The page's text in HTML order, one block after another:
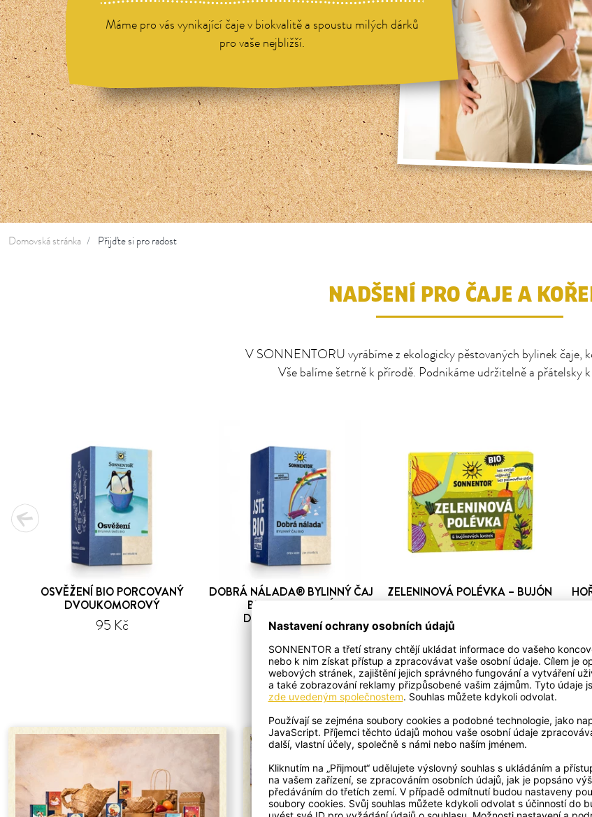
Máme pro vás vynikající čaje v biokvalitě a spoustu milých dárků
pro vaše nejbližší.
Domovská stránka Přijďte si pro radost
NADŠENÍ PRO ČAJE A
V SONNENTORU vyrábíme z ekologicky pěstovaných bylinek čaje,
Vše balíme šetrně k přírodě. Podnikáme udržitelně a přátelsky
OSVĚŽENÍ BIO PORCOVANÝ
DVOUKOMOROVÝ
95 Kč
DOBRÁ NÁLADA® BYLINNÝ ČAJ
BIO PORCOVANÝ
DVOUKOMOROVÝ
ZELENINOVÁ POLÉVKA – BUJÓN
50 Kč